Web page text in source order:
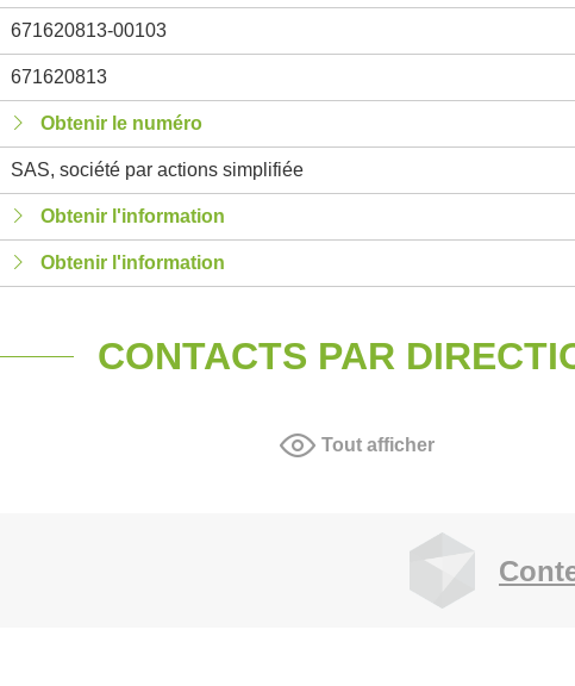
671620813-00103
671620813
Obtenir le numéro
SAS, société par actions simplifiée
Obtenir l'information
Obtenir l'information
CONTACTS PAR
Tout afficher